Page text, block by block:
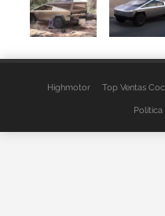
Highmotor Top Ventas
Política